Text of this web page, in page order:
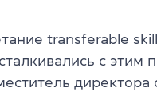
transferable
с этим
директора